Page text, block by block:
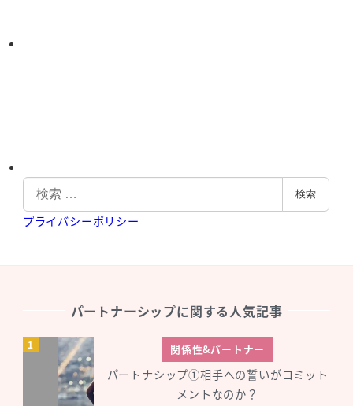
e
検
索
検索
プライバシーポリシー
パートナーシップに関する人気記事
関係性&パートナー
パートナシップ①相手への誓いがコミット
メントなのか？